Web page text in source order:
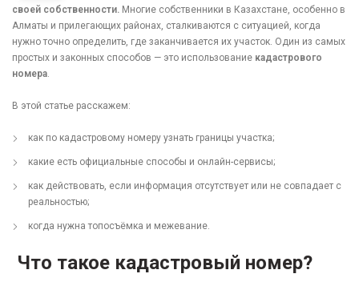
своей собственности. Многие собственники в Казахстане, особенно в
Алматы и прилегающих районах, сталкиваются с ситуацией, когда
нужно точно определить, где заканчивается их участок. Один из самых
простых и законных способов — это использование кадастрового
номера.
В этой статье расскажем:
как по кадастровому номеру узнать границы участка;
какие есть официальные способы и онлайн-сервисы;
как действовать, если информация отсутствует или не совпадает с
реальностью;
когда нужна топосъёмка и межевание.
Что такое кадастровый номер?